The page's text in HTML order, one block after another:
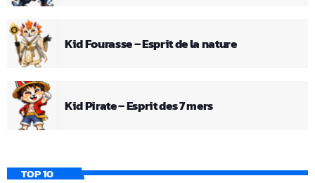
Kid Fourasse – Esprit de la nature
Kid Pirate – Esprit des 7 mers
TOP 10